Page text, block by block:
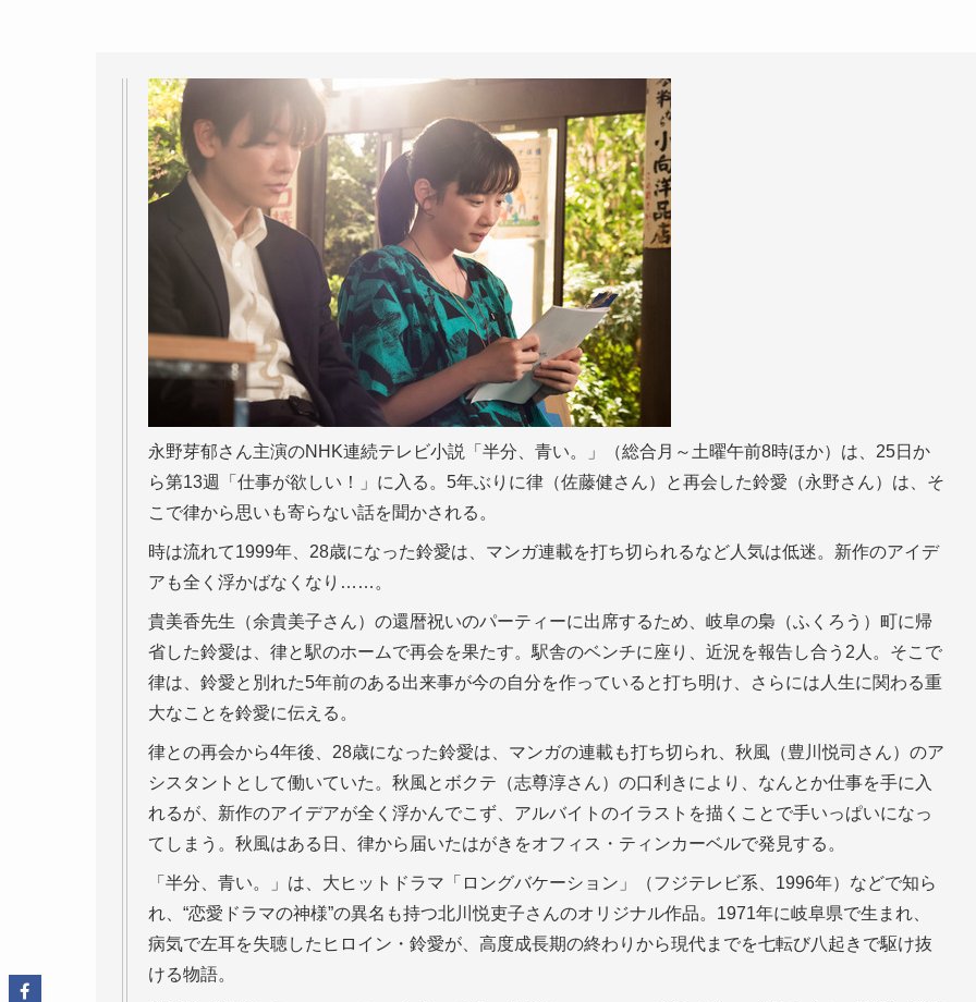
永野芽郁さん主演のNHK連続テレビ小説「半分、青い。」（総合月～土曜午前8時ほか）は、25日か
ら第13週「仕事が欲しい！」に入る。5年ぶりに律（佐藤健さん）と再会した鈴愛（永野さん）は、そ
こで律から思いも寄らない話を聞かされる。
時は流れて1999年、28歳になった鈴愛は、マンガ連載を打ち切られるなど人気は低迷。新作のアイデ
アも全く浮かばなくなり……。
貴美香先生（余貴美子さん）の還暦祝いのパーティーに出席するため、岐阜の梟（ふくろう）町に帰
省した鈴愛は、律と駅のホームで再会を果たす。駅舎のベンチに座り、近況を報告し合う2人。そこで
律は、鈴愛と別れた5年前のある出来事が今の自分を作っていると打ち明け、さらには人生に関わる重
大なことを鈴愛に伝える。
律との再会から4年後、28歳になった鈴愛は、マンガの連載も打ち切られ、秋風（豊川悦司さん）のア
シスタントとして働いていた。秋風とボクテ（志尊淳さん）の口利きにより、なんとか仕事を手に入
れるが、新作のアイデアが全く浮かんでこず、アルバイトのイラストを描くことで手いっぱいになっ
てしまう。秋風はある日、律から届いたはがきをオフィス・ティンカーベルで発見する。
「半分、青い。」は、大ヒットドラマ「ロングバケーション」（フジテレビ系、1996年）などで知ら
れ、“恋愛ドラマの神様”の異名も持つ北川悦吏子さんのオリジナル作品。1971年に岐阜県で生まれ、
病気で左耳を失聴したヒロイン・鈴愛が、高度成長期の終わりから現代までを七転び八起きで駆け抜
ける物語。